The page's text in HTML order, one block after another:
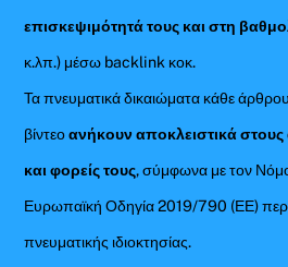
επισκεψιμότητά τους και στη
κ.λπ.) μέσω backlink κοκ.
Τα πνευματικά δικαιώματα κάθε
βίντεοανήκουν αποκλειστικά
και φορείς τους, σύμφωνα με τον
Ευρωπαϊκή Οδηγία 2019/790 (ΕΕ)
πνευματικής ιδιοκτησίας.